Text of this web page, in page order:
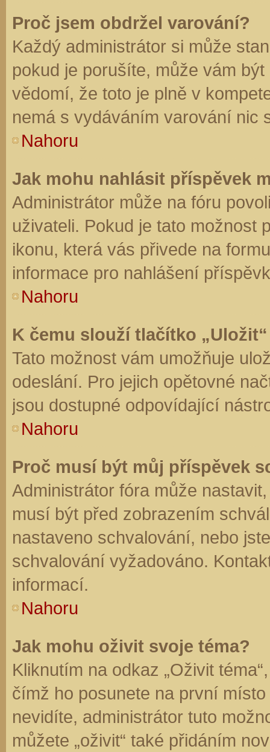
Proč jsem obdržel varování?
Každý administrátor si může
pokud je porušíte, může vám
vědomí, že toto je plně v
nemá s vydáváním varování nic
Nahoru
Jak mohu nahlásit příspěvek
Administrátor může na fóru
uživateli. Pokud je tato možnost
ikonu, která vás přivede na
informace pro nahlášení
Nahoru
K čemu slouží tlačítko
Tato možnost vám umožňuje
odeslání. Pro jejich opětovné
jsou dostupné odpovídající
Nahoru
Proč musí být můj příspěvek
Administrátor fóra může
musí být před zobrazením
nastaveno schvalování, nebo
schvalování vyžadováno.
informací.
Nahoru
Jak mohu oživit svoje téma?
Kliknutím na odkaz „Oživit
čímž ho posunete na první
nevidíte, administrátor tuto
můžete „oživit“ také přidáním